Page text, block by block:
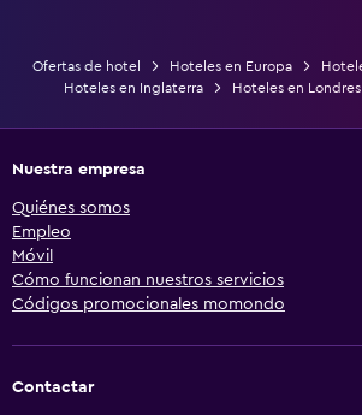
Ofertas de hotel Hoteles en Europa
Hoteles en Inglaterra
Hoteles en Londres
Nuestra empresa
Quiénes somos
Empleo
Móvil
Cómo funcionan nuestros servicios
Códigos promocionales momondo
Contactar